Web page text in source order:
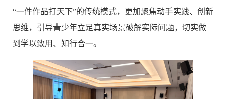
“一件作品打天下”的传统模式，更加聚焦动手实践、创新
思维，引导青少年立足真实场景破解实际问题，切实做
到学以致用、知行合一。